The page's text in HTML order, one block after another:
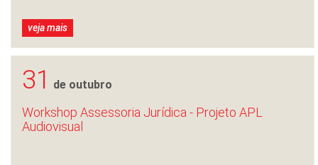
veja mais
31 de outubro
Workshop Assessoria Jurídica - Projeto APL
Audiovisual